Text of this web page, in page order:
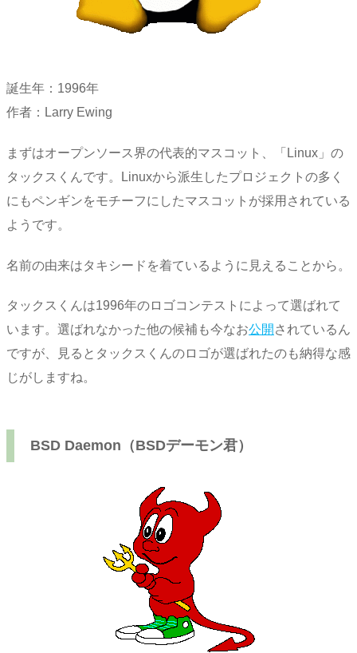
誕生年：1996年
作者：Larry Ewing
まずはオープンソース界の代表的マスコット、「Linux」の
タックスくんです。Linuxから派生したプロジェクトの多く
にもペンギンをモチーフにしたマスコットが採用されている
ようです。
名前の由来はタキシードを着ているように見えることから。
タックスくんは1996年のロゴコンテストによって選ばれて
います。選ばれなかった他の候補も今なお公開 されているん
ですが、見るとタックスくんのロゴが選ばれたのも納得な感
じがしますね。
BSD Daemon（BSDデーモン君）